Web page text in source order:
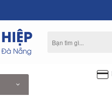
kiếm: